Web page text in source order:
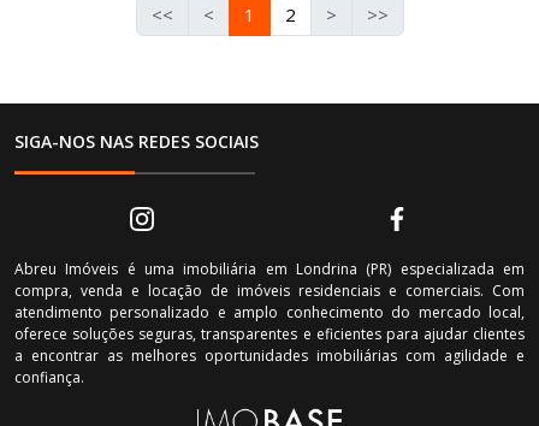
<< < 1 2 > >>
SIGA-NOS NAS REDES SOCIAIS
Abreu Imóveis é uma imobiliária em Londrina (PR) especializada em
compra, venda e locação de imóveis residenciais e comerciais. Com
atendimento personalizado e amplo conhecimento do mercado local,
oferece soluções seguras, transparentes e eficientes para ajudar clientes
a encontrar as melhores oportunidades imobiliárias com agilidade e
confiança.